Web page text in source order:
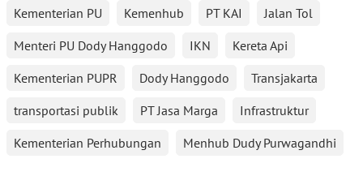
Kementerian PU Kemenhub PT KAI
Jalan Tol
Menteri PU Dody Hanggodo
IKN
Kereta Api
Kementerian PUPR
Dody Hanggodo
Transjakarta
transportasi publik
PT Jasa Marga
Infrastruktur
Kementerian Perhubungan
Menhub Dudy Purwagandhi